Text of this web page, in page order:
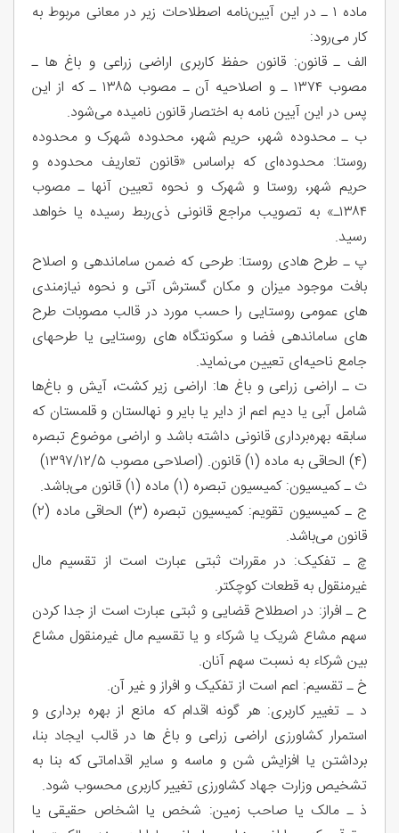
ماده ۱ ـ در این آیین‌نامه اصطلاحات زیر در معانی مربوط به
کار می‌رود:
الف ـ قانون: قانون حفظ کاربری اراضی زراعی و باغ ها ـ
مصوب ۱۳۷۴ ـ و اصلاحیه آن ـ مصوب ۱۳۸۵ ـ که از این
پس در این آیین‌ نامه به اختصار قانون نامیده می‌شود.
ب ـ محدوده شهر، حریم شهر، محدوده شهرک و محدوده
روستا: محدوده‌ای که براساس «قانون تعاریف محدوده و
حریم شهر، روستا و شهرک و نحوه تعیین آنها ـ مصوب
۱۳۸۴ـ» به تصویب مراجع قانونی ذی‌ربط رسیده یا خواهد
رسید.
پ ـ طرح هادی روستا: طرحی که ضمن ساماندهی و اصلاح
بافت موجود میزان و مکان گسترش آتی و نحوه نیازمندی
های عمومی روستایی را حسب مورد در قالب مصوبات طرح
های ساماندهی فضا و سکونتگاه های روستایی یا طرحهای
جامع ناحیه‌ای تعیین می‌نماید.
ت ـ اراضی زراعی و باغ ها: اراضی زیر کشت، آیش و باغ‌ها
شامل آبی یا دیم اعم از دایر یا بایر و نهالستان و قلمستان که
سابقه بهره‌برداری قانونی داشته باشد و اراضی موضوع تبصره
(۴) الحاقی به ماده (۱) قانون. (اصلاحی مصوب ۱۳۹۷/۱۲/۵)
ث ـ کمیسیون: کمیسیون تبصره (۱) ماده (۱) قانون می‌باشد.
ج ـ کمیسیون تقویم: کمیسیون تبصره (۳) الحاقی ماده (۲)
قانون می‌باشد.
چ ـ تفکیک: در مقررات ثبتی عبارت است از تقسیم مال
غیرمنقول به قطعات کوچکتر.
ح ـ افراز: در اصطلاح قضایی و ثبتی عبارت است از جدا کردن
سهم مشاع شریک یا شرکاء و یا تقسیم مال غیرمنقول مشاع
بین شرکاء به نسبت سهم آنان.
خ ـ تقسیم: اعم است از تفکیک و افراز و غیر آن.
د ـ تغییر کاربری: هر گونه اقدام که مانع از بهره‌ برداری و
استمرار کشاورزی اراضی زراعی و باغ ها در قالب ایجاد بنا،
برداشتن یا افزایش شن و ماسه و سایر اقداماتی که بنا به
تشخیص وزارت جهاد کشاورزی تغییر کاربری محسوب شود.
ذ ـ مالک یا صاحب زمین: شخص یا اشخاص حقیقی یا